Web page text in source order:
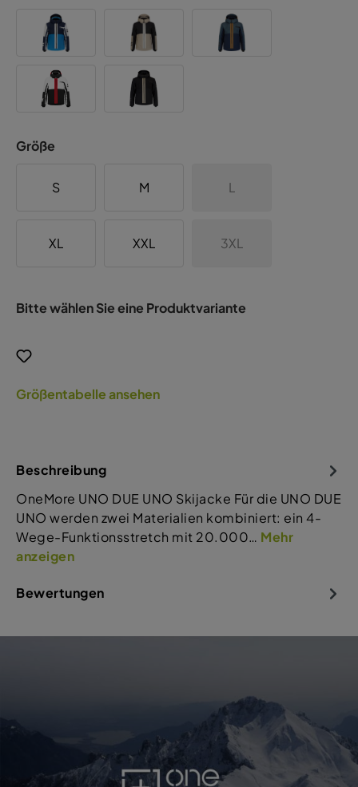
Größe
S M L
XL XXL 3XL
Bitte wählen Sie eine Produktvariante
Größentabelle ansehen
Beschreibung
OneMore UNO DUE UNO Skijacke Für die UNO DUE
UNO werden zwei Materialien kombiniert: ein 4-
Wege-Funktionsstretch mit 20.000… Mehr
anzeigen
Bewertungen